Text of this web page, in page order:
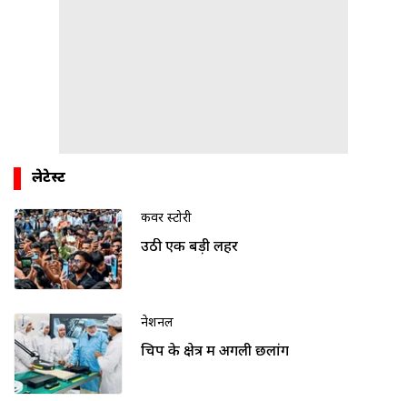
लेटेस्ट
कवर स्टोरी
उठी एक बड़ी लहर
नेशनल
चिप के क्षेत्र में अगली छलांग